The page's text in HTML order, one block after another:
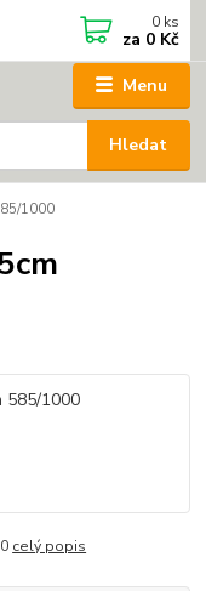
Menu
Hledat
0 ks
za 0 Kč
1000
celý popis